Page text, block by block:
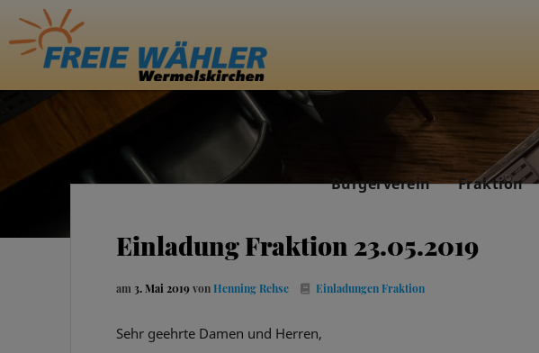
Bürgerverein Fraktion
Einladung Fraktion 23.05.2019
am3. Mai 2019 von Henning Rehse Einladungen Fraktion
Sehr geehrte Damen und Herren,